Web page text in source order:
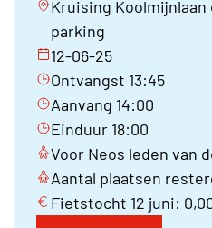
Kruising Koolmijnlaan
parking
12-06-25
Ontvangst 13:45
Aanvang 14:00
Einduur 18:00
Voor Neos leden van
Aantal plaatsen
Fietstocht 12 juni: